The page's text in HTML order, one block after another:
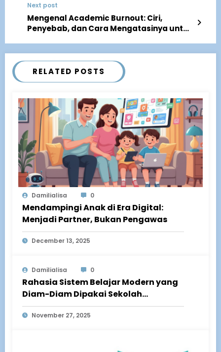
Next post
Mengenal Academic Burnout: Ciri,
Penyebab, dan Cara Mengatasinya untuk
RELATED POSTS
Damilialisa 0
Mendampingi Anak di Era Digital:
Menjadi Partner, Bukan Pengawas
December 13, 2025
Damilialisa 0
Rahasia Sistem Belajar Modern yang
Diam-Diam Dipakai Sekolah
Berprestasi di Dunia
November 27, 2025